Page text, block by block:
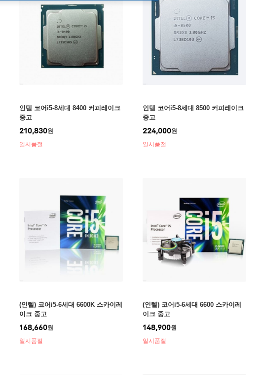
인텔 코어i5-8세대 8400 커피레이크
중고
210,830원
일시품절
인텔 코어i5-8세대 8500 커피레이크
중고
224,000원
일시품절
(인텔) 코어i5-6세대 6600K 스카이레
이크 중고
168,660원
일시품절
(인텔) 코어i5-6세대 6600 스카이레
이크 중고
148,900원
일시품절